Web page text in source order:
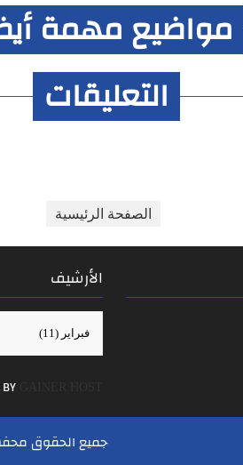
مواضيع مهمة
التعليقات
الصفحة الرئيسية
الأرشيف
جميع الحقوق